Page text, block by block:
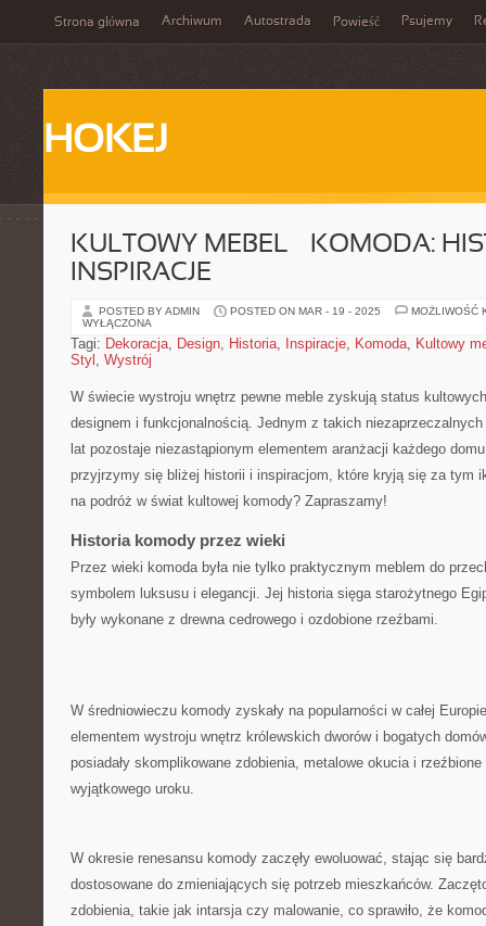
Strona główna Archiwum Autostrada Powieść Psujemy
HOKEJ
KULTOWY MEBEL – KOMODA:
INSPIRACJE
POSTED BY ADMIN POSTED ON MAR - 19 - 2025
MOŻLIWOŚĆ
WYŁĄCZONA
Tagi: Dekoracja, Design, Historia, Inspiracje, Komoda, Kultowy
Styl , Wystrój
W ⁢świecie wystroju ⁣wnętrz pewne⁢ meble zyskują status⁣
designem i funkcjonalnością. ⁢Jednym z ⁣takich
lat ‍pozostaje niezastąpionym elementem‍ aranżacji każdego
przyjrzymy ‍się​ bliżej historii i⁤ inspiracjom, które ⁢kryją się za tym​
⁤na podróż w świat kultowej komody? Zapraszamy!
Historia komody przez wieki
Przez wieki​ komoda była nie tylko ​praktycznym meblem do
symbolem luksusu i elegancji. Jej historia sięga starożytnego
były wykonane z drewna cedrowego i ozdobione rzeźbami.
W⁢ średniowieczu komody zyskały na popularności w całej
elementem​ wystroju wnętrz królewskich dworów i bogatych⁤
posiadały‌ skomplikowane zdobienia, metalowe okucia i rzeźbione
wyjątkowego uroku.
W ⁢okresie renesansu komody zaczęły ewoluować, stając się
dostosowane do zmieniających⁣ się potrzeb mieszkańców.
zdobienia, takie jak intarsja czy​ malowanie, co sprawiło, że